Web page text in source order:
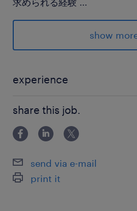
Compensation & Benefits領
日本の労働法に関する正確な
就業規則等の制度設計・改定
等）の運用経験
Excelスキル
日本語 fluent、英語 business
健康保険 厚生年金保険 雇用
show
experience
の労働法に関する正確な知識 就
改定経験 報酬制度（給与テーブ
度等）の運用経験 HRに関す
share this job.
send via e-mail
print it